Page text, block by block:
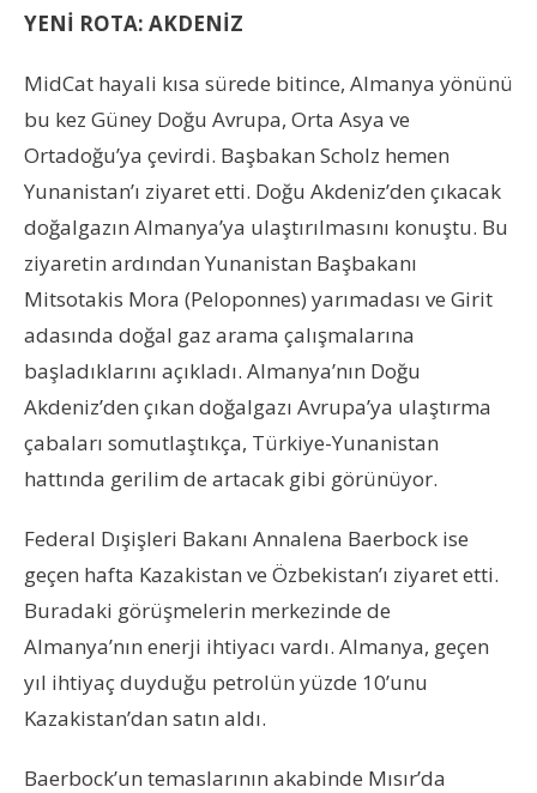
YENİ ROTA: AKDENİZ
MidCat hayali kısa sürede bitince, Almanya yönünü
bu kez Güney Doğu Avrupa, Orta Asya ve
Ortadoğu’ya çevirdi. Başbakan Scholz hemen
Yunanistan’ı ziyaret etti. Doğu Akdeniz’den çıkacak
doğalgazın Almanya’ya ulaştırılmasını konuştu. Bu
ziyaretin ardından Yunanistan Başbakanı
Mitsotakis Mora (Peloponnes) yarımadası ve Girit
adasında doğal gaz arama çalışmalarına
başladıklarını açıkladı. Almanya’nın Doğu
Akdeniz’den çıkan doğalgazı Avrupa’ya ulaştırma
çabaları somutlaştıkça, Türkiye-Yunanistan
hattında gerilim de artacak gibi görünüyor.
Federal Dışişleri Bakanı Annalena Baerbock ise
geçen hafta Kazakistan ve Özbekistan’ı ziyaret etti.
Buradaki görüşmelerin merkezinde de
Almanya’nın enerji ihtiyacı vardı. Almanya, geçen
yıl ihtiyaç duyduğu petrolün yüzde 10’unu
Kazakistan’dan satın aldı.
Baerbock’un temaslarının akabinde Mısır’da